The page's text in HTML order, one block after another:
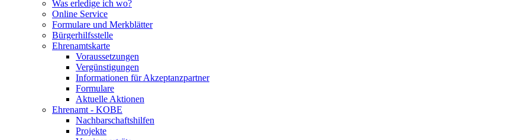
Was erledige ich wo?
Online Service
Formulare und Merkblätter
Bürgerhilfsstelle
Ehrenamtskarte
Voraussetzungen
Vergünstigungen
Informationen für Akzeptanzpartner
Formulare
Aktuelle Aktionen
Ehrenamt - KOBE
Nachbarschaftshilfen
Projekte